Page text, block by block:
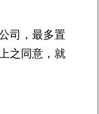
司，最多置
之同意，就